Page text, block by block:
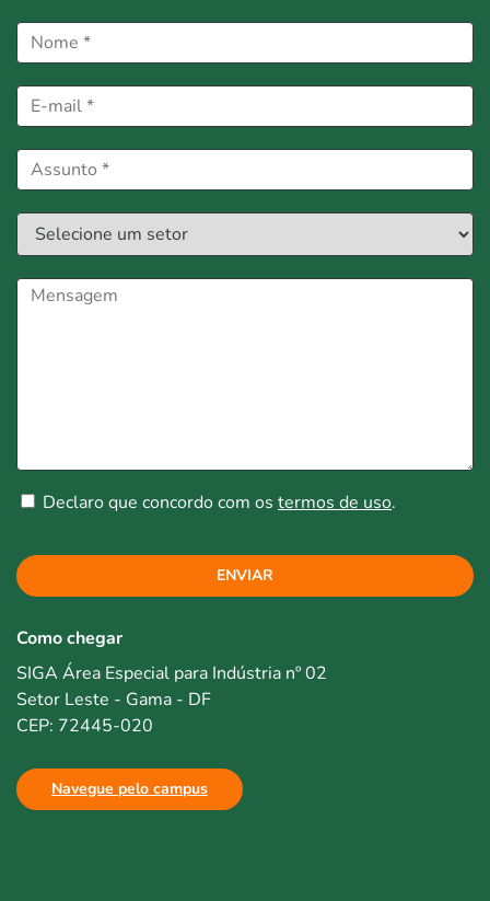
Declaro que concordo com os termos de uso.
ENVIAR
Como chegar
SIGA Área Especial para Indústria nº 02
Setor Leste - Gama - DF
CEP: 72445-020
Navegue pelo campus